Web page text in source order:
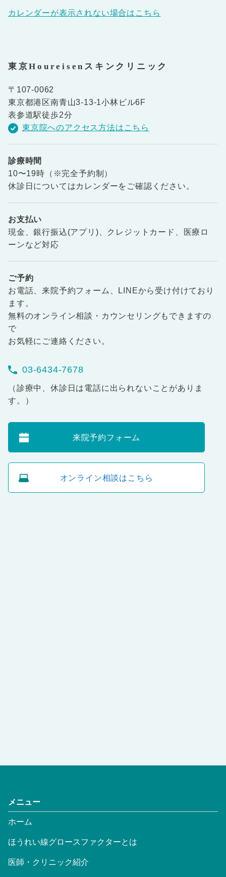
カレンダーが表示されない場合はこちら
東京Houreisenスキンクリニック
〒107-0062
東京都港区南青山3-13-1小林ビル6F
表参道駅徒歩2分
東京院へのアクセス方法はこちら
診療時間
10〜19時（※完全予約制）
休診日についてはカレンダーをご確認ください。
お支払い
現金、銀行振込(アプリ)、クレジットカード、医療ロ
ーンなど対応
ご予約
お電話、来院予約フォーム、LINEから受け付けており
ます。
無料のオンライン相談・カウンセリングもできますの
で
お気軽にご連絡ください。
03-6434-7678
（診療中、休診日は電話に出られないことがありま
す。）
来院予約フォーム
オンライン相談はこちら
メニュー
ホーム
ほうれい線グロースファクターとは
医師・クリニック紹介